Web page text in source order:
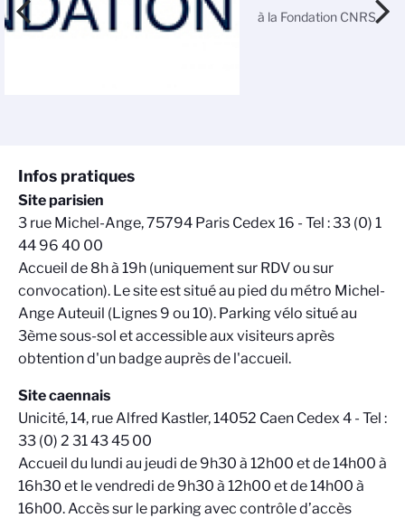
à la Fondation CNRS
Infos pratiques
Site parisien
3 rue Michel-Ange, 75794 Paris Cedex 16 - Tel : 33 (0) 1
44 96 40 00
Accueil de 8h à 19h (uniquement sur RDV ou sur
convocation). Le site est situé au pied du métro Michel-
Ange Auteuil (Lignes 9 ou 10). Parking vélo situé au
3ème sous-sol et accessible aux visiteurs après
obtention d'un badge auprès de l'accueil.
Site caennais
Unicité, 14, rue Alfred Kastler, 14052 Caen Cedex 4 - Tel :
33 (0) 2 31 43 45 00
Accueil du lundi au jeudi de 9h30 à 12h00 et de 14h00 à
16h30 et le vendredi de 9h30 à 12h00 et de 14h00 à
16h00. Accès sur le parking avec contrôle d’accès